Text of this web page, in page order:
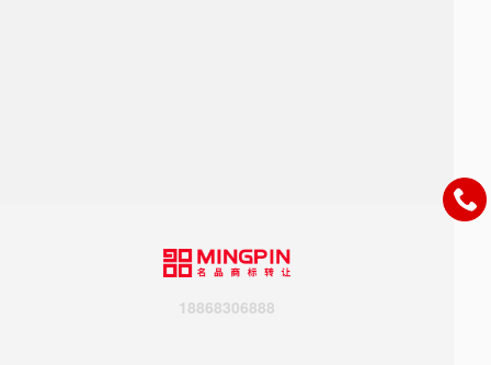
18868306888